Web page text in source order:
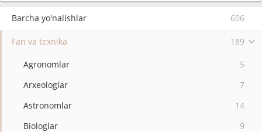
Barcha yo'nalishlar 606
Fan va texnika 189
Agronomlar
5
Arxeologlar
7
Astronomlar
14
Biologlar
9